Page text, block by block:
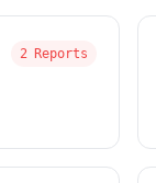
2 Reports